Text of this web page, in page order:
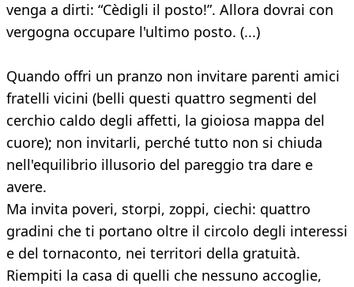
venga a dirti: “Cèdigli il posto!”. Allora dovrai con
vergogna occupare l'ultimo posto. (...)
Quando offri un pranzo non invitare parenti amici
fratelli vicini (belli questi quattro segmenti del
cerchio caldo degli affetti, la gioiosa mappa del
cuore); non invitarli, perché tutto non si chiuda
nell'equilibrio illusorio del pareggio tra dare e
avere.
Ma invita poveri, storpi, zoppi, ciechi: quattro
gradini che ti portano oltre il circolo degli interessi
e del tornaconto, nei territori della gratuità.
Riempiti la casa di quelli che nessuno accoglie,